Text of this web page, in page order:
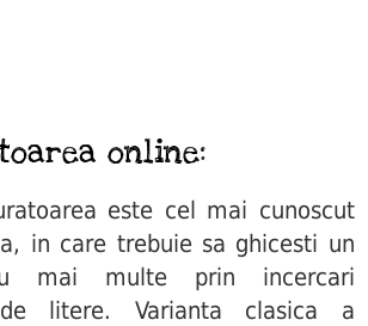
online:
este cel mai cunoscut
in care trebuie sa ghicesti un
mai multe prin incercari
de litere. Varianta clasica a